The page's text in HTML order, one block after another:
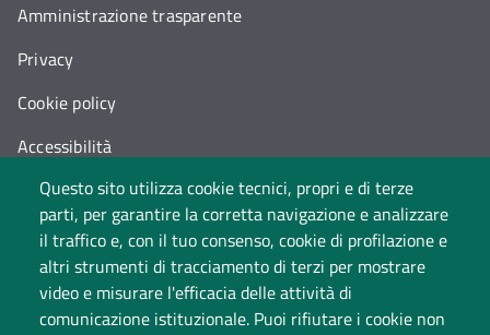
Questo sito utilizza cookie tecnici, propri e di terze
parti, per garantire la corretta navigazione e analizzare
il traffico e, con il tuo consenso, cookie di profilazione e
altri strumenti di tracciamento di terzi per mostrare
video e misurare l'efficacia delle attività di
comunicazione istituzionale. Puoi rifiutare i cookie non
Amministrazione trasparente
Privacy
Cookie policy
Accessibilità
Cambia idea sui cookie
Dati di monitoraggio